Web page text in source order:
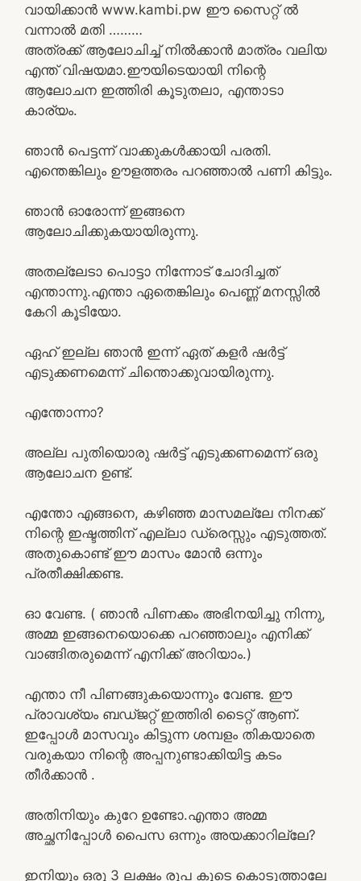
വായിക്കാൻ www.kambi.pw ഈ സൈറ്റ് ൽ
വന്നാൽ മതി ………
അത്രക്ക് ആലോചിച്ച് നിൽക്കാൻ മാത്രം വലിയ
എന്ത് വിഷയമാ.ഈയിടെയായി നിന്റെ
ആലോചന ഇത്തിരി കൂടുതലാ, എന്താടാ
കാര്യം.
ഞാൻ പെട്ടന്ന് വാക്കുകൾക്കായി പരതി.
എന്തെങ്കിലും ഊളത്തരം പറഞ്ഞാൽ പണി കിട്ടും.
ഞാൻ ഓരോന്ന് ഇങ്ങനെ
ആലോചിക്കുകയായിരുന്നു.
അതല്ലേടാ പൊട്ടാ നിന്നോട് ചോദിച്ചത്
എന്താന്നു.എന്താ ഏതെങ്കിലും പെണ്ണ് മനസ്സിൽ
കേറി കൂടിയോ.
ഏഹ് ഇല്ല ഞാൻ ഇന്ന് ഏത് കളർ ഷർട്ട്‌
എടുക്കണമെന്ന് ചിന്തൊക്കുവായിരുന്നു.
എന്തോന്നാ?
അല്ല പുതിയൊരു ഷർട്ട്‌ എടുക്കണമെന്ന് ഒരു
ആലോചന ഉണ്ട്.
എന്തോ എങ്ങനെ, കഴിഞ്ഞ മാസമല്ലേ നിനക്ക്
നിന്റെ ഇഷ്ടത്തിന് എല്ലാ ഡ്രെസ്സും എടുത്തത്.
അതുകൊണ്ട് ഈ മാസം മോൻ ഒന്നും
പ്രതീക്ഷിക്കണ്ട.
ഓ വേണ്ട. ( ഞാൻ പിണക്കം അഭിനയിച്ചു നിന്നു,
അമ്മ ഇങ്ങനെയൊക്കെ പറഞ്ഞാലും എനിക്ക്
വാങ്ങിതരുമെന്ന് എനിക്ക് അറിയാം.)
എന്താ നീ പിണങ്ങുകയൊന്നും വേണ്ട. ഈ
പ്രാവശ്യം ബഡ്ജറ്റ് ഇത്തിരി ടൈറ്റ് ആണ്.
ഇപ്പോൾ മാസവും കിട്ടുന്ന ശമ്പളം തികയാതെ
വരുകയാ നിന്റെ അപ്പനുണ്ടാക്കിയിട്ട കടം
തീർക്കാൻ .
അതിനിയും കുറേ ഉണ്ടോ.എന്താ അമ്മ
അച്ഛനിപ്പോൾ പൈസ ഒന്നും അയക്കാറില്ലേ?
ഇനിയും ഒരു 3 ലക്ഷം രൂപ കൂടെ കൊടുത്താലേ